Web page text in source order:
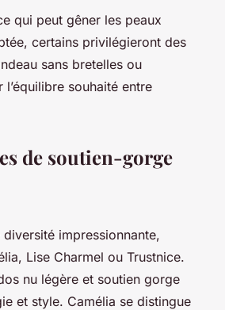
qui peut gêner les peaux
certains privilégieront des
sans bretelles ou
souhaité entre
de soutien-gorge
impressionnante,
Lise Charmel ou Trustnice.
nu légère et soutien gorge
et style. Camélia se distingue